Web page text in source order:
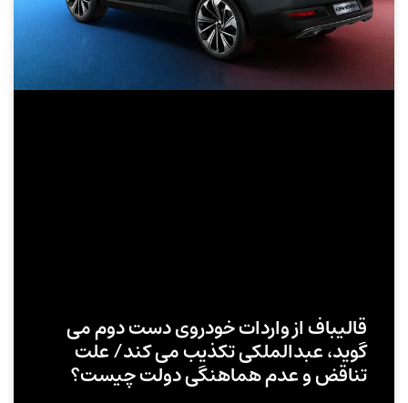
قالیباف از واردات خودروی دست دوم می
گوید، عبدالملکی تکذیب می کند/ علت
تناقض و عدم هماهنگی دولت چیست؟